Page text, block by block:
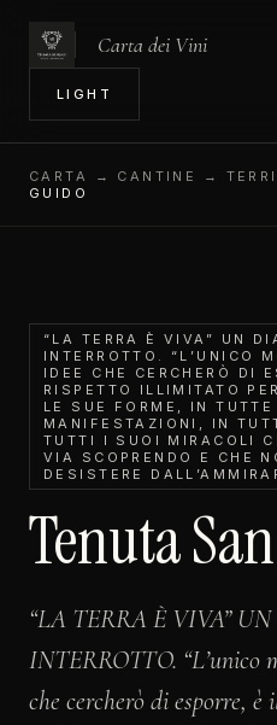
Carta dei Vini
LIGHT
CARTA → CANTINE →
GUIDO
“LA TERRA È VIVA” UN
INTERROTTO. “L’UNICO
IDEE CHE CERCHERÒ DI
RISPETTO ILLIMITATO
LE SUE FORME, IN TUTTE
MANIFESTAZIONI, IN
TUTTI I SUOI MIRACOLI
VIA SCOPRENDO E CHE
DESISTERE
Tenuta
“LA TERRA È VIVA”
INTERROTTO. “L’unico
che cercherò di esporre,